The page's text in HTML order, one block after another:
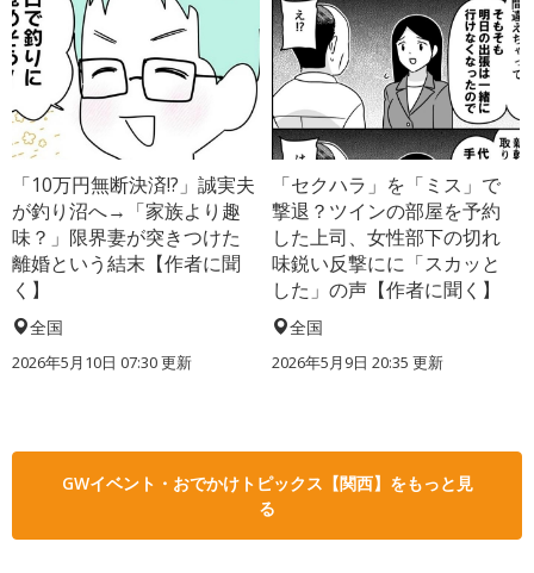
「10万円無断決済!?」誠実夫
が釣り沼へ→「家族より趣
味？」限界妻が突きつけた
離婚という結末【作者に聞
く】
全国
2026年5月10日 07:30 更新
「セクハラ」を「ミス」で
撃退？ツインの部屋を予約
した上司、女性部下の切れ
味鋭い反撃にに「スカッと
した」の声【作者に聞く】
全国
2026年5月9日 20:35 更新
GWイベント・おでかけトピックス【関西】をもっと見
る